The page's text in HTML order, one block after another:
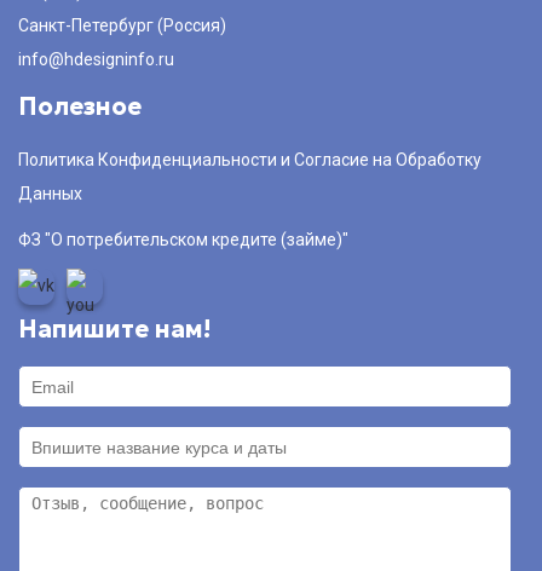
Санкт-Петербург (Россия)
info@hdesigninfo.ru
Полезное
Политика Конфиденциальности и Согласие на Обработку
Данных
ФЗ "О потребительском кредите (займе)"
Напишите нам!